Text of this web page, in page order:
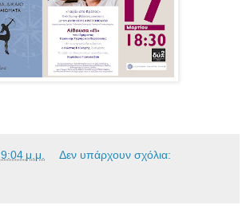
9:04 μ.μ. Δεν υπάρχουν σχόλια: